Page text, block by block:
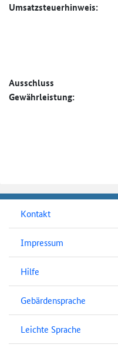
Umsatzsteuer­hinweis:
Ausschluss
Gewährleistung:
Kontakt
Impressum
Hilfe
Gebärdensprache
Leichte Sprache